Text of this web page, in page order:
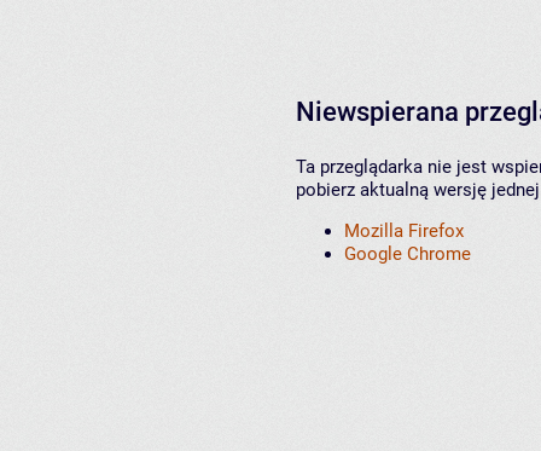
Niewspierana
Ta przeglądarka nie jest
pobierz aktualną wersję
Mozilla Firefox
Google Chrome